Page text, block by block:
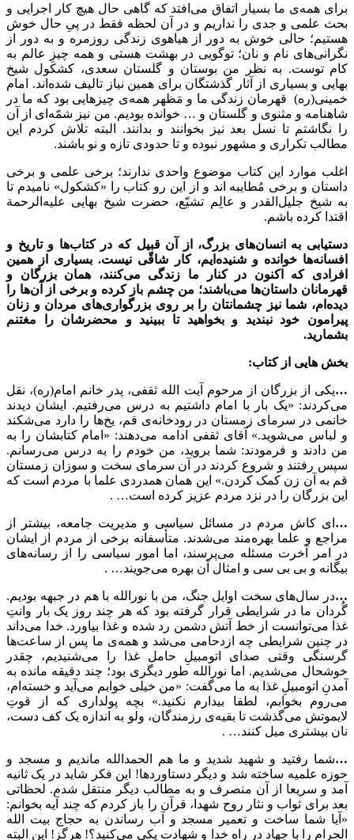
برای همه‌ی ما بسیار اتفاق می‌افتد که گاهی حال هیچ کار اجرایی و
بحث علمی و جدی را نداریم و در آن لحظه فقط در پیِ حال خوش
هستیم؛ حالی خوش به دور از هیاهوی زندگی روزمره و به دور از
نگرانی‌های نام و نان؛ توگویی در بهشت هستی و همه چیزِ عالم به
کام توست. به نظر من بوستان و گلستان سعدی، کشکول شیخ
بهایی و بسیاری از آثار گذشتگان برای همین نیاز تالیف شده‌اند. امام
خمینی(ره) قهرمان زندگی ما و مَظهر همه‌ی چیزهایی بود که ما در
شاهنامه و مثنوی و گلستان و … خوانده بودیم. من نیز شمّه‌ای از آن
را نگاشتم تا نسل بعد نیز بخوانند و بدانند. البته تلاش کردم این
مطالب تکراری و مشهور نبوده و تا حدودی تازه و نو باشند.
اغلب موارد این کتاب موضوع واحدی ندارند؛ برخی علمی و برخی
داستان و برخی مُطایبه اند و از این رو کتاب را «کشکول» نامیدم تا
به شیخ جلیل‌القدر و عالِم تشیّع، حضرت شیخ بهایی علیه‌الرحمة
اقتدا کرده باشم.
دستیابی به انسان‌های بزرگ، از آن قبیل که در کتاب‌ها و تاریخ و
افسانه‌ها خوانده و شنیده‌ایم، کار شاقّی نیست. بسیاری از همین
افرادی که اکنون در کنار ما زندگی می‌کنند، همان بزرگان و
قهرمانان داستان‌ها می‌باشند؛ من چشم باز کرده و برخی از آن‌ها را
دیده‌ام، شما نیز چشمانتان را بر روی بزرگواری‌های مردان و زنان
پیرامون خود نبندید و بخواهید تا ببینید و محضرشان را مغتنم
بشمارید.
بخش هایی از کتاب:
…یکی از بزرگان از مرحوم آیت الله ثقفی، پدر خانم امام(ره)، نقل
می‌کردند: «یک بار با امام داشتیم به درس می‌رفتیم. ایشان دیدند
خانمی در سرمای زمستان در رودخانه‌ی قم، یخ‌ها را دارد می‌شکند
و لباس می‌شوید.» آقای ثقفی ادامه می‌دهند: «امام کتابشان را به
من دادند و فرمودند: شما بروید، من خودم را به درس می‌رسانم.
سپس رفتند و شروع کردند در آن سرمای سخت و سوزان زمستان
قم به آن زن کمک کردن.» این همان همدردی علما با مردم است که
این بزرگان را در نزد مردم عزیز کرده است… .
… ای کاش مردم در مسائل سیاسی و مدیریت جامعه، بیشتر از
مراجع و علما بهره‌مند می‌شدند. متأسفانه برخی از مردم از ایشان
در امر آخرت مسئله می‌پرسند، اما امور سیاسی را از رسانه‌های
بیگانه و بی بی سی و امثال آن بهره می‌جویند… .
…در سال‌های سخت اوایل جنگ، من با نورالله با هم در جبهه بودیم.
گُردان ما در شرایطی قرار گرفته بود که هر چند روز یک بار وانتِ
غذا می‌توانست از خط آتش دشمن رد شده و غذا بیاورد. خدا می‌داند
در چنین شرایطی چه ازدحامی می‌شد و همه‌ی ما پس از ساعت‌ها
گرسنگی وقتی صدای اتومبیلِ حامل غذا را می‌شنیدیم، چقدر
خوشحال می‌شدیم. اما نورالله طور دیگری بود؛ چند دقیقه مانده به
آمدنِ اتومبیلِ غذا به ما می‌گفت: «من خیلی خوابم می‌آید و خسته‌ام،
می‌روم بخوابم، لطفا بیدارم نکنید.» بچه پولداری که از قوتِ
لایموتش می‌گذشت تا بقیه‌ی رزمندگان، ولو به اندازه یک کف دست،
نان بیشتری میل کنند… .
…شما رفتید و شهید شدید و ما هم الحمدالله ماندیم و مسجد و
حوزه علمیه ساخته شد و دیگر دستاوردها! این فکر شاید در یک ثانیه
آمد و سریعا از آن منصرف و به مطالب دیگر منتقل شدم. لحظاتی
بعد برای ثواب و نثار روح شهدا، قرآن را باز کردم که چند آیه بخوانم:
«آیا شما ساخت و تعمیر مسجد و آب رساندن به حجاج بیت الله
الحرام را با جهاد در راه خدا و شهادت یکی می‌کنید؟! هرگز! این البته